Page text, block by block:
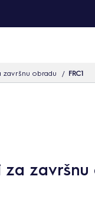
završnu obradu FRC1
za završnu